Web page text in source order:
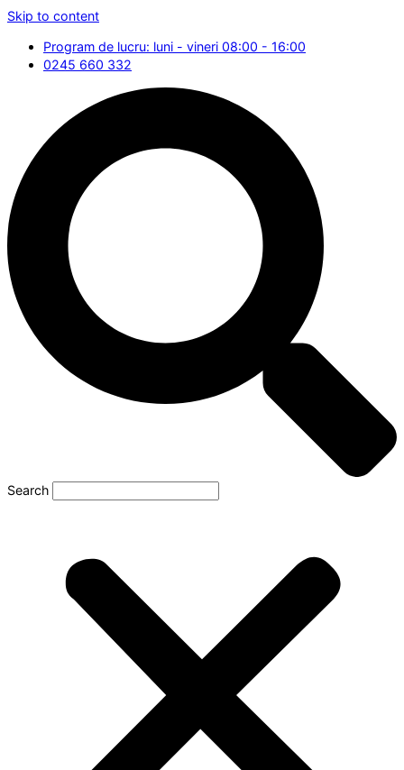
Skip to content
Program de lucru: luni - vineri 08:00 - 16:00
0245 660 332
Search